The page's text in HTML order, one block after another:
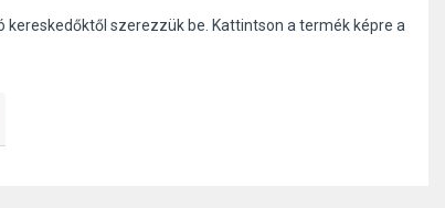
szerezzük be. Kattintson a termék képre a